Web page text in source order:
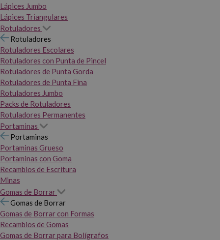
Lápices Jumbo
Lápices Triangulares
Rotuladores
Rotuladores
Rotuladores Escolares
Rotuladores con Punta de Pincel
Rotuladores de Punta Gorda
Rotuladores de Punta Fina
Rotuladores Jumbo
Packs de Rotuladores
Rotuladores Permanentes
Portaminas
Portaminas
Portaminas Grueso
Portaminas con Goma
Recambios de Escritura
Minas
Gomas de Borrar
Gomas de Borrar
Gomas de Borrar con Formas
Recambios de Gomas
Gomas de Borrar para Bolígrafos